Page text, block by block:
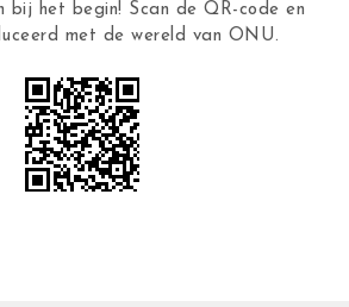
bij het begin! Scan de QR-code en
met de wereld van ONU.